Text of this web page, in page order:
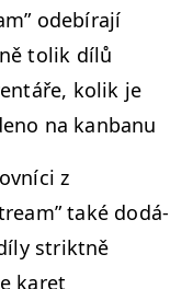
ode­bíra­jí
tolik dílů
kolik je
na kanbanu
z
také dodá­
strik­t­ně
karet